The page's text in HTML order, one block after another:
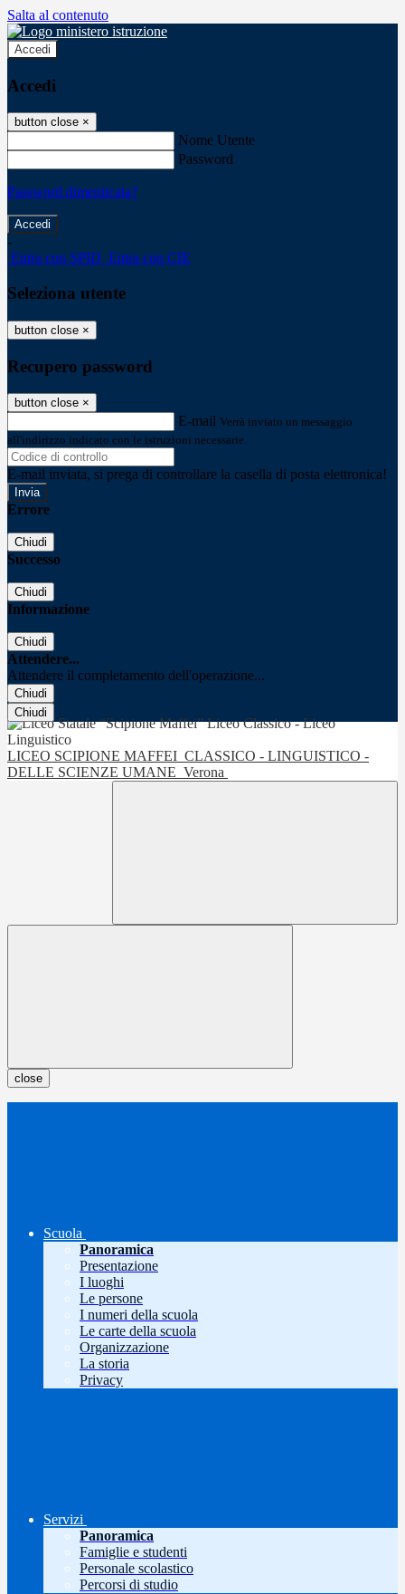
Salta al contenuto
Accedi
Accedi
button close ×
Nome Utente
Password
Password dimenticata?
-
Entra con SPID Entra con CIE
Seleziona utente
button close ×
Recupero password
button close ×
E-mail Verrà inviato un messaggio
all'indirizzo indicato con le istruzioni necessarie.
E-mail inviata, si prega di controllare la casella di posta elettronica!
Errore
Chiudi
Successo
Chiudi
Informazione
Chiudi
Attendere...
Attendere il completamento dell'operazione...
Chiudi
Chiudi
LICEO SCIPIONE MAFFEI CLASSICO - LINGUISTICO -
DELLE SCIENZE UMANE Verona
close
Scuola
Panoramica
Presentazione
I luoghi
Le persone
I numeri della scuola
Le carte della scuola
Organizzazione
La storia
Privacy
Servizi
Panoramica
Famiglie e studenti
Personale scolastico
Percorsi di studio